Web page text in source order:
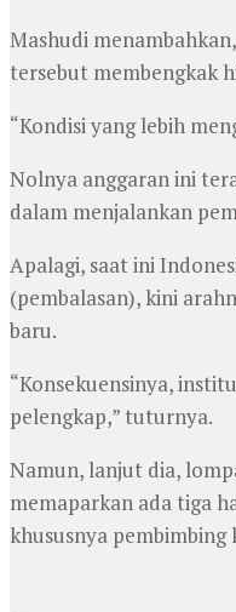
Mashudi
tersebut membengkak
“Kondisi yang lebih
Nolnya anggaran ini
dalam menjalankan
Apalagi, saat ini
(pembalasan), kini
baru.
“Konsekuensinya,
pelengkap,” tuturnya.
Namun, lanjut dia,
memaparkan ada tiga
khususnya